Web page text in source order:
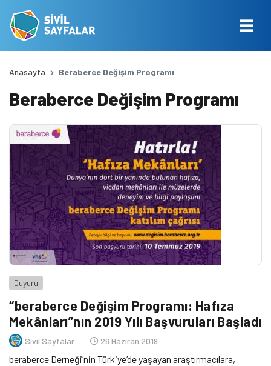
Anasayfa Beraberce Değişim Programı
Beraberce Değişim Programı
Duyuru
“beraberce Değişim Programı: Hafıza
Mekânları”nın 2019 Yılı Başvuruları Başladı
Sivil Sayfalar 26 Haziran 2019
beraberce Derneği’nin Türkiye’de yaşayan araştırmacılara,